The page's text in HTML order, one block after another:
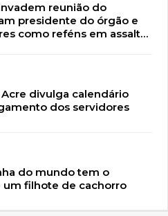
reunião do
presidente do órgão e
como reféns em assalto
divulga calendário
dos servidores
do mundo tem o
um filhote de cachorro